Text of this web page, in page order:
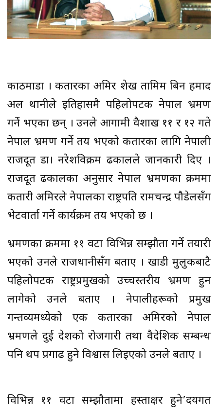
काठमाडौं । कतारका अमिर शेख तामिम बिन हमाद
अल थानीले इतिहासमै पहिलोपटक नेपाल भ्रमण
गर्ने भएका छन् । उनले आगामी वैशाख ११ र १२ गते
नेपाल भ्रमण गर्ने तय भएको कतारका लागि नेपाली
राजदूत डा। नरेशविक्रम ढकालले जानकारी दिए ।
राजदूत ढकालका अनुसार नेपाल भ्रमणका क्रममा
कतारी अमिरले नेपालका राष्ट्रपति रामचन्द्र पौडेलसँग
भेटवार्ता गर्ने कार्यक्रम तय भएको छ ।
भ्रमणका क्रममा ११ वटा विभिन्न सम्झौता गर्ने तयारी
भएको उनले राजधानीसँग बताए । खाडी मुलुकबाटै
पहिलोपटक राष्ट्रप्रमुखको उच्चस्तरीय भ्रमण हुन
लागेको उनले बताए । नेपालीहरूको प्रमुख
गन्तव्यमध्येको एक कतारका अमिरको नेपाल
भ्रमणले दुई देशको रोजगारी तथा वैदेशिक सम्बन्ध
पनि थप प्रगाढ हुने विश्वास लिइएको उनले बताए ।
विभिन्न ११ वटा सम्झौतामा हस्ताक्षर हुने’दयगत